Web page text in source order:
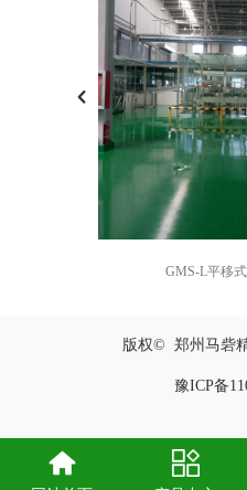
GMS-L平移
版权© 郑州马砦
豫ICP备